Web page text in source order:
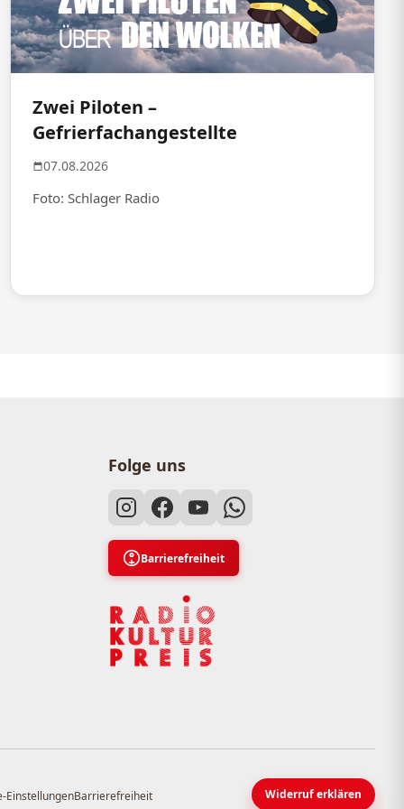
Zwei Piloten –
Gefrierfachangestellte
07.08.2026
Foto: Schlager Radio
Folge uns
Barrierefreiheit
EinstellungenBarrierefreiheit Widerruf erklären